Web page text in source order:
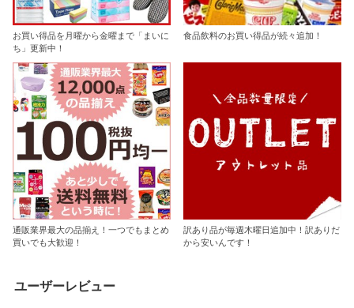
お買い得品を月曜から金曜まで「まいに
ち」更新中！
食品飲料のお買い得品が続々追加！
通販業界最大の品揃え！一つでもまとめ
買いでも大歓迎！
訳あり品が毎週木曜日追加中！訳ありだ
から安いんです！
ユーザーレビュー